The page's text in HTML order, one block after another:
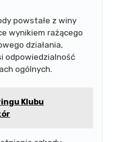
powstałe z winy
wynikiem rażącego
działania,
odpowiedzialność
ogólnych.
Klubu